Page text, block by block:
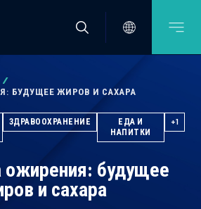
БУДУЩЕЕ ЖИРОВ И САХАРА
ЗДРАВООХРАНЕНИЕ
ЕДА И
НАПИТКИ
+1
будущее
и сахара